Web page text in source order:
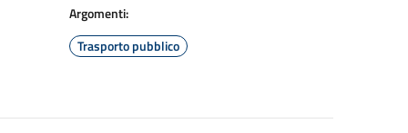
Argomenti:
Trasporto pubblico